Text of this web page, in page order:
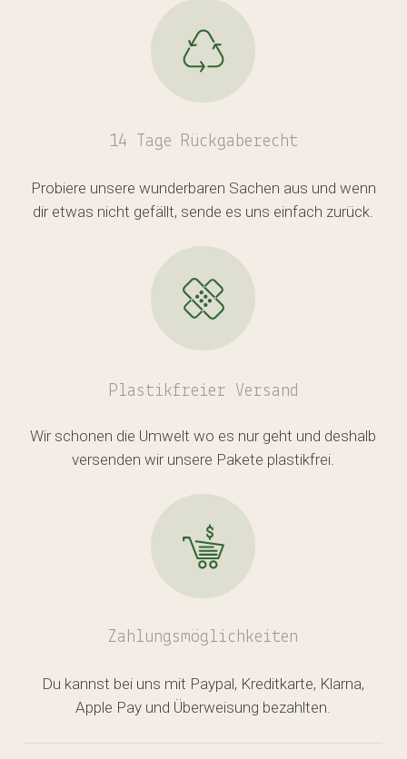
im Warenkorb.
GO TO SHOP
14 Tage Rückgaberecht
Probiere unsere wunderbaren Sachen aus und wenn
dir etwas nicht gefällt, sende es uns einfach zurück.
Plastikfreier Versand
Wir schonen die Umwelt wo es nur geht und deshalb
versenden wir unsere Pakete plastikfrei.
Zahlungsmöglichkeiten
Du kannst bei uns mit Paypal, Kreditkarte, Klarna,
Apple Pay und Überweisung bezahlten.